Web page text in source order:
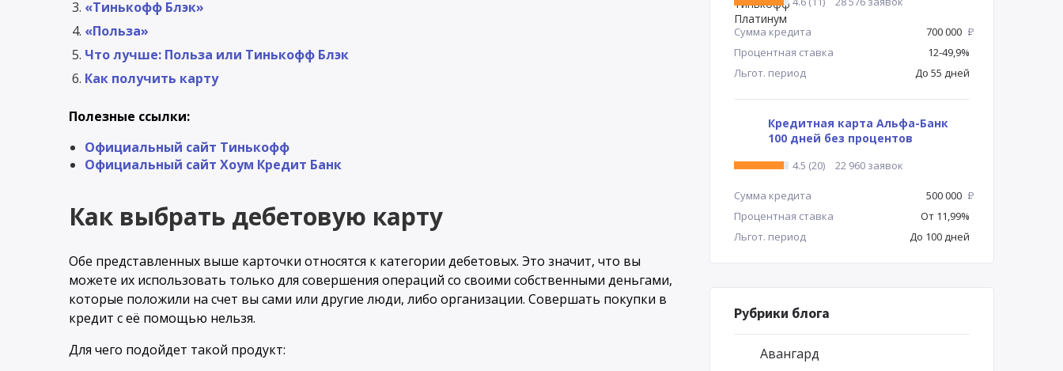
«Тинькофф Блэк»
«Польза»
Что лучше: Польза или Тинькофф Блэк
Как получить карту
Полезные ссылки:
Официальный сайт Тинькофф
Официальный сайт Хоум Кредит Банк
Как выбрать дебетовую карту
Обе представленных выше карточки относятся к категории дебетовых. Это значит, что вы
можете их использовать только для совершения операций со своими собственными деньгами,
которые положили на счет вы сами или другие люди, либо организации. Совершать покупки в
кредит с её помощью нельзя.
Для чего подойдет такой продукт:
Сумма кредита 700 000 Р
Процентная ставка
12-49,9%
Льгот. период
До 55 дней
Кредитная карта Альфа-Банк
100 дней без процентов
4.5 (20) 22 960 заявок
Сумма кредита 500 000 Р
Процентная ставка
От 11,99%
Льгот. период
До 100 дней
Рубрики блога
Авангард